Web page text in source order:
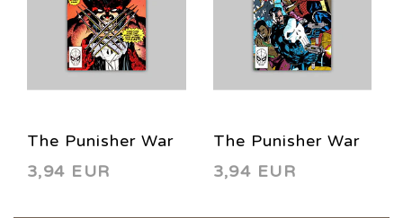
The Punisher War
Journal 6 1989
3,94 EUR
The Punisher War
Journal 14 1990
3,94 EUR